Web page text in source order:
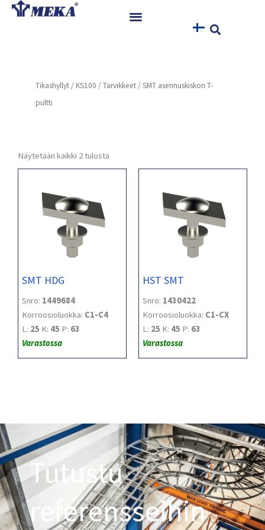
Siirry
Referenssit
Yhteystiedot
Tikashyllyt / KS100 /Tarvikkeet / SMT asennuskiskon T-
pultti
Näytetään kaikki 2 tulosta
SMT HDG
Snro: 1449684
Korroosioluokka: C1-C4
L: 25 K: 45 P: 63
Varastossa
HST SMT
Snro: 1430422
Korroosioluokka: C1-CX
L: 25 K: 45 P: 63
Varastossa
Tutustu
referensseihin